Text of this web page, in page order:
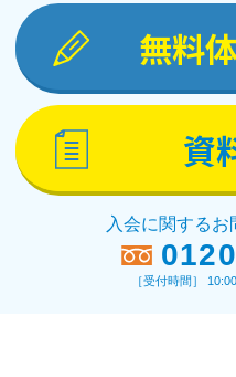
無料
資
入会に関するお
［受付時間］